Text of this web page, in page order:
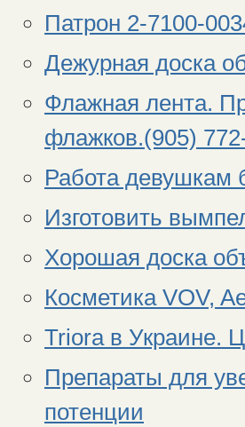
Патрон 2-7100-
Дежурная доска
Флажная лента.
флажков.(905)
Работа девушкам
Изготовить
Хорошая доска
Косметика VOV,
Triora в Украине.
Препараты для
потенции